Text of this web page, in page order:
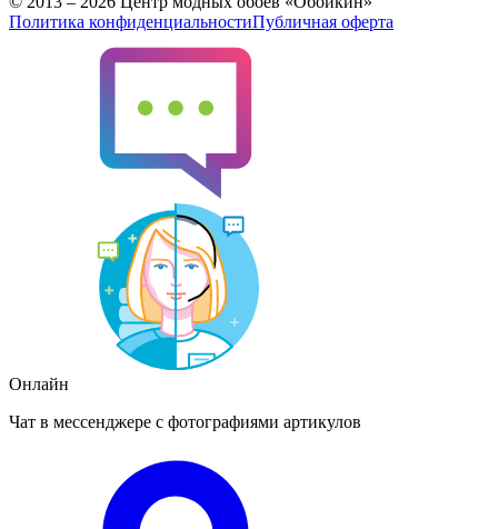
Политика конфиденциальностиПубличная оферта
Онлайн
Чат в мессенджере с фотографиями артикулов